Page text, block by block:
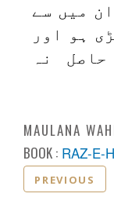
میں سے
ہو اور
نہ
MAULANA
BOOK : RAZ-E-
PREVIOUS